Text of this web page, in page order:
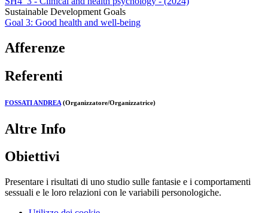
Sustainable Development Goals
Goal 3: Good health and well-being
Afferenze
Referenti
FOSSATI ANDREA (Organizzatore/Organizzatrice)
Altre Info
Obiettivi
Presentare i risultati di uno studio sulle fantasie e i comportamenti
sessuali e le loro relazioni con le variabili personologiche.